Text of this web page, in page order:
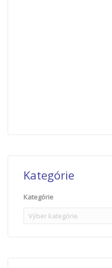
Kategórie
Kategórie